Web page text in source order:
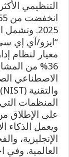
التنظيمي
معيار لنظام
36% من
الاصطناعي
المنظمات
على الإطلاق من 17% إلى
ويعمل الذكاء
الإنجليزية،